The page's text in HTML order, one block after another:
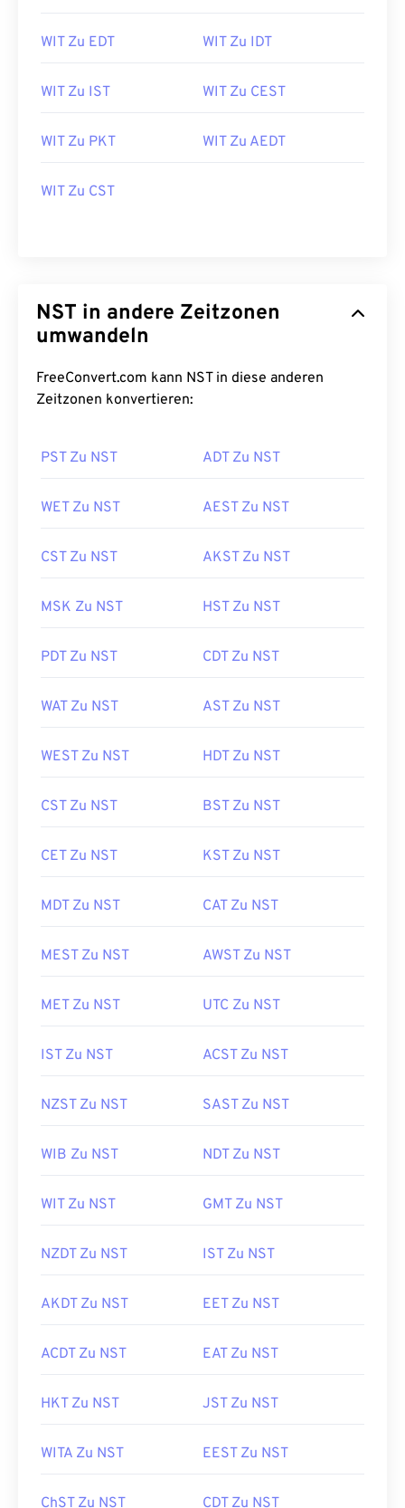
WIT Zu EDT WIT Zu IDT
WIT Zu IST WIT Zu CEST
WIT Zu PKT WIT Zu AEDT
WIT Zu CST
NST in andere Zeitzonen
umwandeln
FreeConvert.com kann NST in diese anderen
Zeitzonen konvertieren:
PST Zu NST ADT Zu NST
WET Zu NST AEST Zu NST
CST Zu NST AKST Zu NST
MSK Zu NST HST Zu NST
PDT Zu NST CDT Zu NST
WAT Zu NST AST Zu NST
WEST Zu NST HDT Zu NST
CST Zu NST BST Zu NST
CET Zu NST KST Zu NST
MDT Zu NST CAT Zu NST
MEST Zu NST AWST Zu NST
MET Zu NST UTC Zu NST
IST Zu NST ACST Zu NST
NZST Zu NST SAST Zu NST
WIB Zu NST NDT Zu NST
WIT Zu NST GMT Zu NST
NZDT Zu NST IST Zu NST
AKDT Zu NST EET Zu NST
ACDT Zu NST EAT Zu NST
HKT Zu NST JST Zu NST
WITA Zu NST EEST Zu NST
ChST Zu NST CDT Zu NST